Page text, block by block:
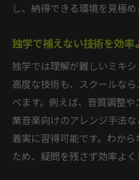
し、納得できる環境を見極め
独学で補えない技術を効率
独学では理解が難しいミキ
高度な技術も、スクールな
べます。例えば、音質調整
業音楽向けのアレンジ手法
着実に習得可能です。わか
ため、疑問を残さず効率よく